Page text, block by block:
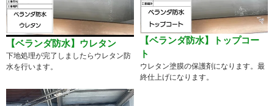
【ベランダ防水】ウレタン
下地処理が完了しましたらウレタン防
水を行います。
【ベランダ防水】トップコー
ト
ウレタン塗膜の保護剤になります。最
終仕上げになります。